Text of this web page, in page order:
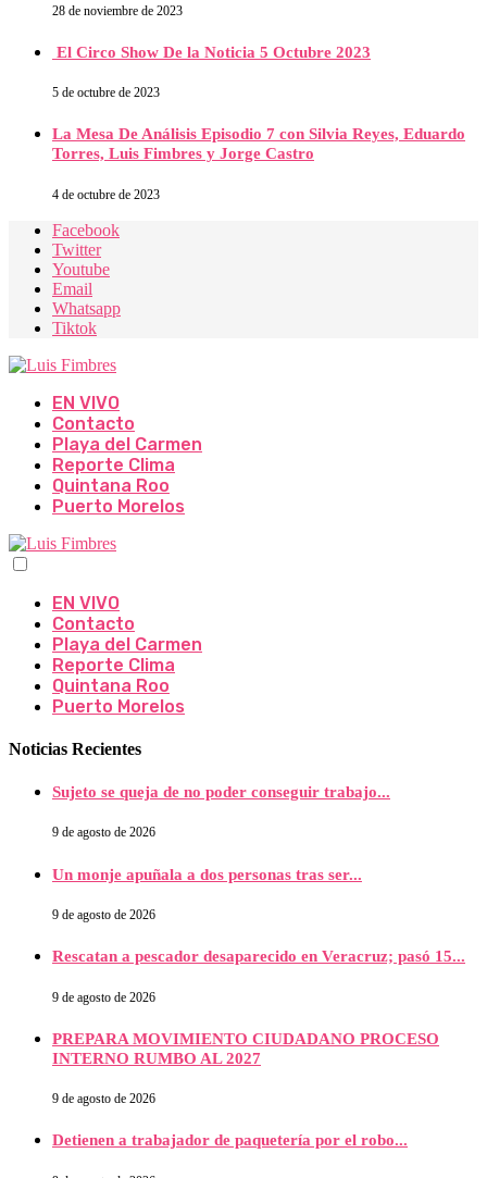
28 de noviembre de 2023
El Circo Show De la Noticia 5 Octubre 2023
5 de octubre de 2023
La Mesa De Análisis Episodio 7 con Silvia Reyes, Eduardo
Torres, Luis Fimbres y Jorge Castro
4 de octubre de 2023
Facebook
Twitter
Youtube
Email
Whatsapp
Tiktok
EN VIVO
Contacto
Playa del Carmen
Reporte Clima
Quintana Roo
Puerto Morelos
EN VIVO
Contacto
Playa del Carmen
Reporte Clima
Quintana Roo
Puerto Morelos
Noticias Recientes
Sujeto se queja de no poder conseguir trabajo...
9 de agosto de 2026
Un monje apuñala a dos personas tras ser...
9 de agosto de 2026
Rescatan a pescador desaparecido en Veracruz; pasó 15...
9 de agosto de 2026
PREPARA MOVIMIENTO CIUDADANO PROCESO
INTERNO RUMBO AL 2027
9 de agosto de 2026
Detienen a trabajador de paquetería por el robo...